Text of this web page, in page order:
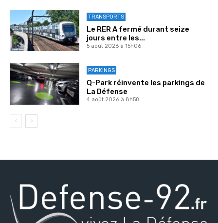
TRANSPORTS
Le RER A fermé durant seize
jours entre les...
5 août 2026 à 15h06
PARKINGS
Q-Park réinvente les parkings de
La Défense
4 août 2026 à 8h58